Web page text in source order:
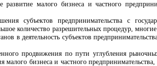
малого бизнеса и частного
субъектов предпринимательства с
количество разрешительных процедур,
в деятельность субъектов
продвижения по пути углубления
малого бизнеса и частного